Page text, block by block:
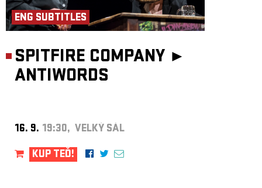
ENG SUBTITLES
SPITFIRE COMPANY ►
ANTIWORDS
16. 9. 19:30, VELKÝ SÁL
KUP TEĎ!